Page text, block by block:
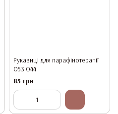
Рукавиці для парафінотерапії
O53 O44
85 грн